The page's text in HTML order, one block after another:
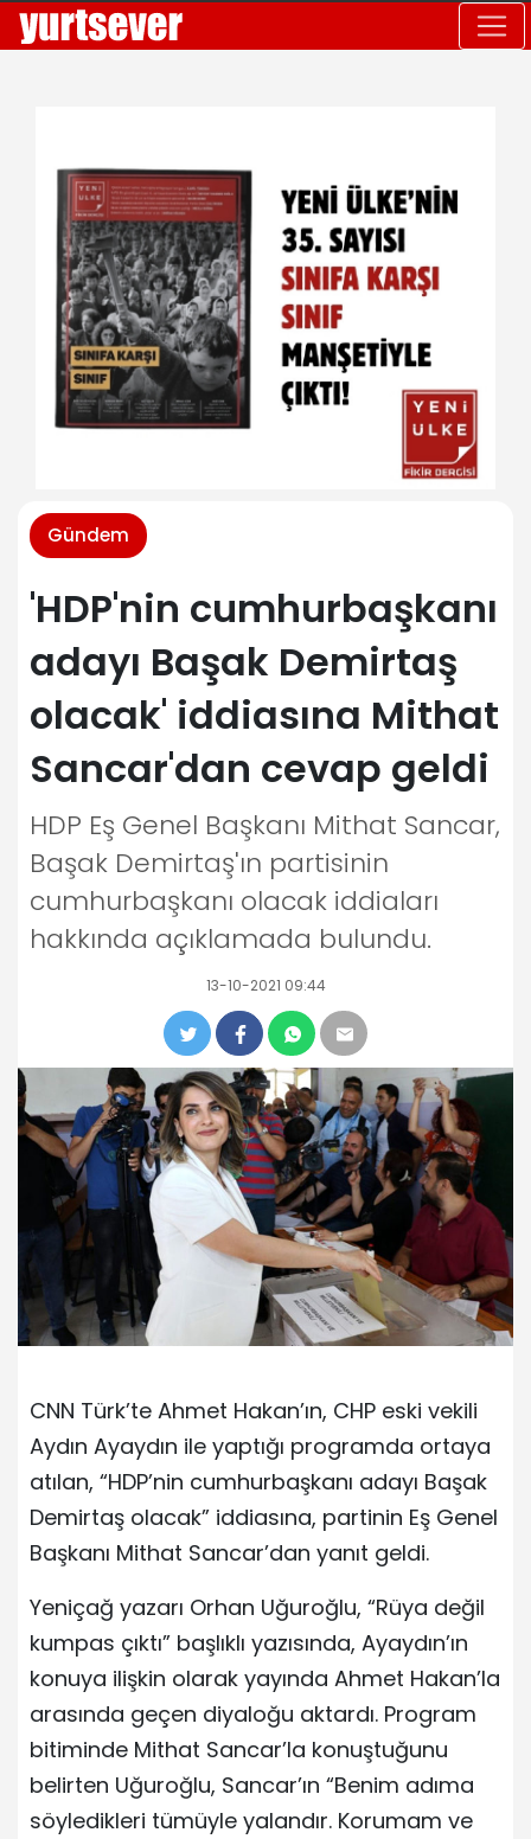
Gündem
'HDP'nin cumhurbaşkanı
adayı Başak Demirtaş
olacak' iddiasına Mithat
Sancar'dan cevap geldi
HDP Eş Genel Başkanı Mithat Sancar,
Başak Demirtaş'ın partisinin
cumhurbaşkanı olacak iddiaları
hakkında açıklamada bulundu.
13-10-2021 09:44
CNN Türk’te Ahmet Hakan’ın, CHP eski vekili
Aydın Ayaydın ile yaptığı programda ortaya
atılan, “HDP’nin cumhurbaşkanı adayı Başak
Demirtaş olacak” iddiasına, partinin Eş Genel
Başkanı Mithat Sancar’dan yanıt geldi.
Yeniçağ yazarı Orhan Uğuroğlu, “Rüya değil
kumpas çıktı” başlıklı yazısında, Ayaydın’ın
konuya ilişkin olarak yayında Ahmet Hakan’la
arasında geçen diyaloğu aktardı. Program
bitiminde Mithat Sancar’la konuştuğunu
belirten Uğuroğlu, Sancar’ın “Benim adıma
söyledikleri tümüyle yalandır. Korumam ve